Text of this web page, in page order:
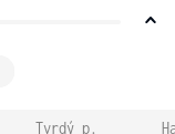
Tvrdý p.